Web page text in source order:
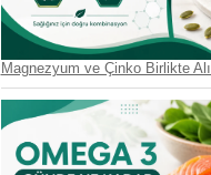
Magnezyum ve Çinko Birlikte